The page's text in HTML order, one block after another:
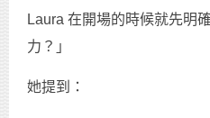
Laura 在開場的時候就先明
力？」
她提到：